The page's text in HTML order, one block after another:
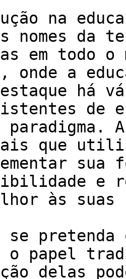
na
nomes da
em todo o
a
há
de
que
sua
e
às
se
o papel
delas